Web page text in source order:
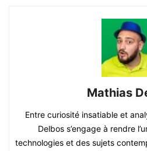
Mathias
Entre curiosité insatiable et
Delbos s’engage à rendre
technologies et des sujets